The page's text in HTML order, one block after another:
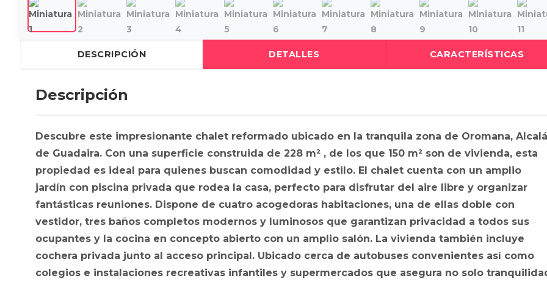
DESCRIPCIÓN DETALLES CARACTERÍSTICAS
Descripción
Descubre este impresionante chalet reformado ubicado en la tranquila zona de Oromana,
de Guadaira. Con una superficie construida de 228 m² , de los que 150 m² son de vivienda, esta
propiedad es ideal para quienes buscan comodidad y estilo. El chalet cuenta con un amplio
jardín con piscina privada que rodea la casa, perfecto para disfrutar del aire libre y organizar
fantásticas reuniones. Dispone de cuatro acogedoras habitaciones, una de ellas doble con
vestidor, tres baños completos modernos y luminosos que garantizan privacidad a todos sus
ocupantes y la cocina en concepto abierto con un amplio salón. La vivienda también incluye
cochera privada junto al acceso principal. Ubicado cerca de autobuses convenientes así como
colegios e instalaciones recreativas infantiles y supermercados que asegura no solo